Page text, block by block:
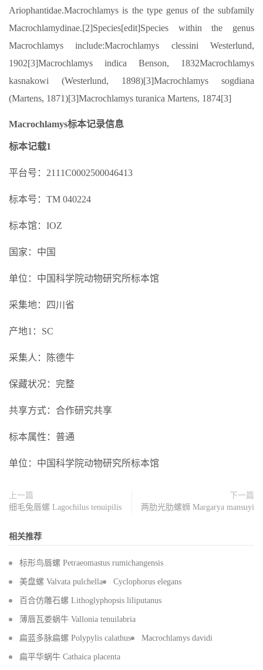
Ariophantidae.Macrochlamys is the type genus of the subfamily
Macrochlamydinae.[2]Species[edit]Species within the genus
Macrochlamys include:Macrochlamys clessini Westerlund,
1902[3]Macrochlamys indica Benson, 1832Macrochlamys
kasnakowi (Westerlund, 1898)[3]Macrochlamys sogdiana
(Martens, 1871)[3]Macrochlamys turanica Martens, 1874[3]
Macrochlamys标本记录信息
标本记载1
平台号：2111C0002500046413
标本号：TM 040224
标本馆：IOZ
国家：中国
单位：中国科学院动物研究所标本馆
采集地：四川省
产地1：SC
采集人：陈德牛
保藏状况：完整
共享方式：合作研究共享
标本属性：普通
单位：中国科学院动物研究所标本馆
上一篇
细毛兔唇螺 Lagochilus tenuipilis
下一篇
两肋光肋螺蛳 Margarya mansuyi
相关推荐
标形鸟唇螺 Petraeomastus rumichangensis
美盘螺 Valvata pulchella Cyclophorus elegans
百合仿雕石螺 Lithoglyphopsis liliputanus
薄唇瓦娄蜗牛 Vallonia tenuilabria
扁蓝多脉扁螺 Polypylis calathus Macrochlamys davidi
扁平华蜗牛 Cathaica placenta